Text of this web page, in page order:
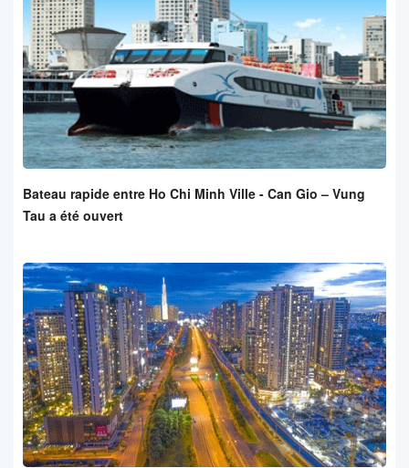
Bateau rapide entre Ho Chi Minh Ville - Can Gio – Vung
Tau a été ouvert